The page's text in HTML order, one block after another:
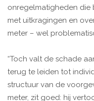
onregelmatigheden die
met uitkragingen en
meter – wel
“Toch valt de schade
terug te leiden tot
structuur van de
meter, zit goed: hij